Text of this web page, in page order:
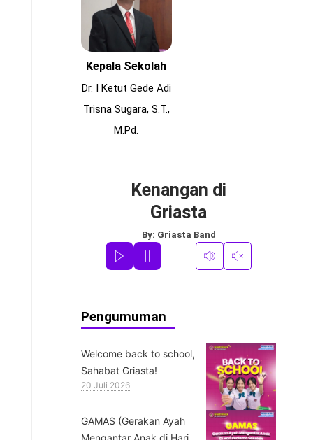
Kepala Sekolah
Dr. I Ketut Gede Adi
Trisna Sugara, S.T.,
M.Pd.
Kenangan di
Griasta
By: Griasta Band
Pengumuman
Welcome back to school,
Sahabat Griasta!
20 Juli 2026
GAMAS (Gerakan Ayah